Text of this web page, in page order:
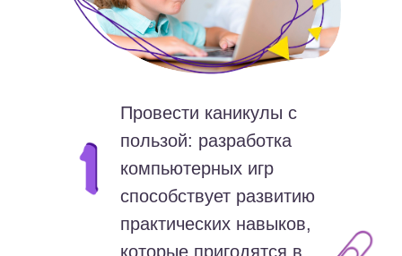
Провести каникулы с
пользой: разработка
компьютерных игр
способствует развитию
практических навыков,
которые пригодятся в